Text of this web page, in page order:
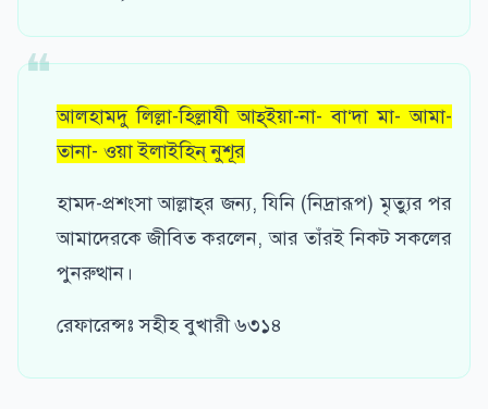
আলহামদু লিল্লা-হিল্লাযী আহ্ইয়া-না- বা‘দা মা- আমা-
তানা- ওয়া ইলাইহিন্ নুশূর
হামদ-প্রশংসা আল্লাহ্‌র জন্য, যিনি (নিদ্রারূপ) মৃত্যুর পর
আমাদেরকে জীবিত করলেন, আর তাঁরই নিকট সকলের
পুনরুত্থান।
রেফারেন্সঃ সহীহ বুখারী ৬৩১৪